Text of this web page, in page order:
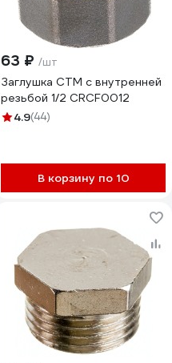
63 ₽ /шт
Заглушка СТМ с внутренней
резьбой 1/2 CRCF0012
4.9(44)
В корзину по 10